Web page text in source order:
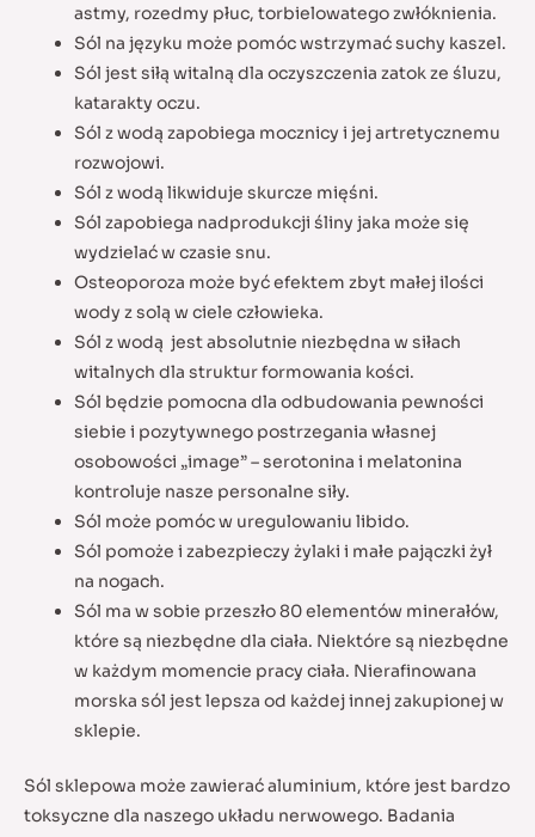
astmy, rozedmy płuc, torbielowatego zwłóknienia.
Sól na języku może pomóc wstrzymać suchy kaszel.
Sól jest siłą witalną dla oczyszczenia zatok ze śluzu,
katarakty oczu.
Sól z wodą zapobiega mocznicy i jej artretycznemu
rozwojowi.
Sól z wodą likwiduje skurcze mięśni.
Sól zapobiega nadprodukcji śliny jaka może się
wydzielać w czasie snu.
Osteoporoza może być efektem zbyt małej ilości
wody z solą w ciele człowieka.
Sól z wodą jest absolutnie niezbędna w siłach
witalnych dla struktur formowania kości.
Sól będzie pomocna dla odbudowania pewności
siebie i pozytywnego postrzegania własnej
osobowości „image” – serotonina i melatonina
kontroluje nasze personalne siły.
Sól może pomóc w uregulowaniu libido.
Sól pomoże i zabezpieczy żylaki i małe pajączki żył
na nogach.
Sól ma w sobie przeszło 80 elementów minerałów,
które są niezbędne dla ciała. Niektóre są niezbędne
w każdym momencie pracy ciała. Nierafinowana
morska sól jest lepsza od każdej innej zakupionej w
sklepie.
Sól sklepowa może zawierać aluminium, które jest bardzo
toksyczne dla naszego układu nerwowego. Badania